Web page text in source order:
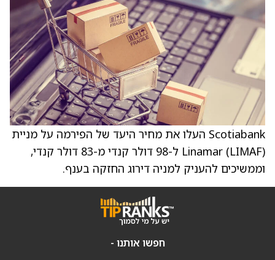
Scotiabank העלו את מחיר היעד של הפירמה על מניית
Linamar (LIMAF) ל-98 דולר קנדי מ-83 דולר קנדי,
וממשיכים להעניק למניה דירוג החזקה בענף.
חפשו אותנו -